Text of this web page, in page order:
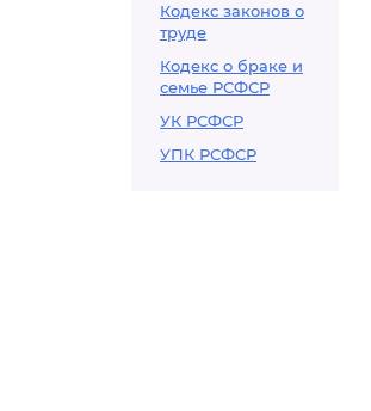
Кодекс законов о
труде
Кодекс о браке и
семье РСФСР
УК РСФСР
УПК РСФСР